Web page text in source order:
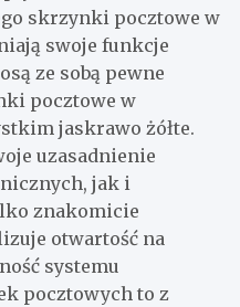
skrzynki pocztowe w
swoje funkcje
ze sobą pewne
pocztowe w
jaskrawo żółte.
uzasadnienie
jak i
znakomicie
otwartość na
systemu
pocztowych to z